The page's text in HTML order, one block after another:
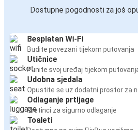
Dostupne pogodnosti za još
Besplatan Wi-Fi
Budite povezani tijekom putovanja
Utičnice
Punite svoj uređaj tijekom
Udobna sjedala
Opustite se uz dodatni prostor za
Odlaganje prtljage
Pretinci za sigurno odlaganje
Toaleti